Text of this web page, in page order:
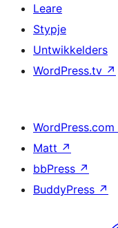
Leare
Stypje
Untwikkelders
WordPress.tv ↗
WordPress.com
Matt ↗
bbPress ↗
BuddyPress ↗